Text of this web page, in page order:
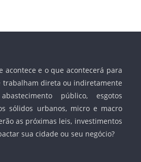
acontece e o que acontecerá para
trabalham direta ou indiretamente
público, esgotos
sólidos urbanos, micro e macro
as próximas leis, investimentos
sua cidade ou seu negócio?